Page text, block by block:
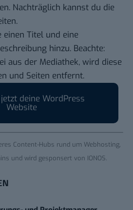
Nachträglich kannst du die
einen Titel und eine
hinzu. Beachte:
aus der Mediathek, wird diese
und Seiten entfernt.
deine WordPress
Website
Content-Hubs rund um Webhosting,
und wird gesponsert von IONOS.